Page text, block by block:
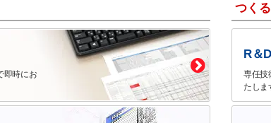
即時にお
つくる
R＆
専任技
たしま